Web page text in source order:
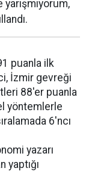
yarışmıyorum,
puanla ilk
İzmir gevreği
88'er puanla
yöntemlerle
6'ncı
yazarı
yaptığı